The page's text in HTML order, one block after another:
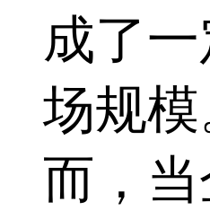
成了
场规
而，